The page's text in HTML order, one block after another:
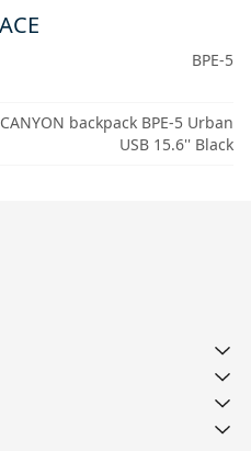
BPE-5
CANYON backpack BPE-5 Urban
USB 15.6'' Black